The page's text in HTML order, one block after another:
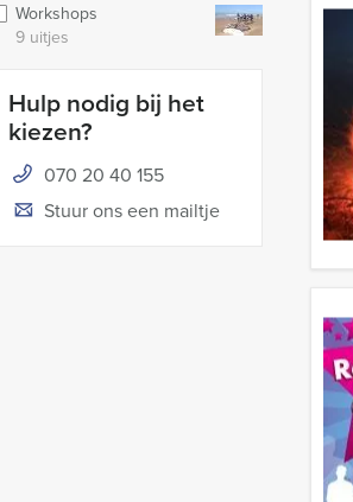
Workshops
9 uitjes
Hulp nodig bij het
kiezen?
070 20 40 155
Stuur ons een mailtje